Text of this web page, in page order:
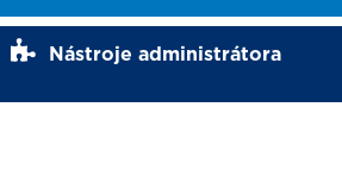
Nástroje administrátora